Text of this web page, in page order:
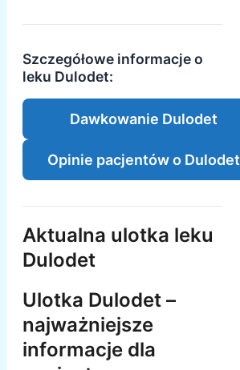
Szczegółowe informacje o
leku Dulodet:
Dawkowanie Dulodet
Opinie pacjentów o Dulodet
Aktualna ulotka leku
Dulodet
Ulotka Dulodet –
najważniejsze
informacje dla